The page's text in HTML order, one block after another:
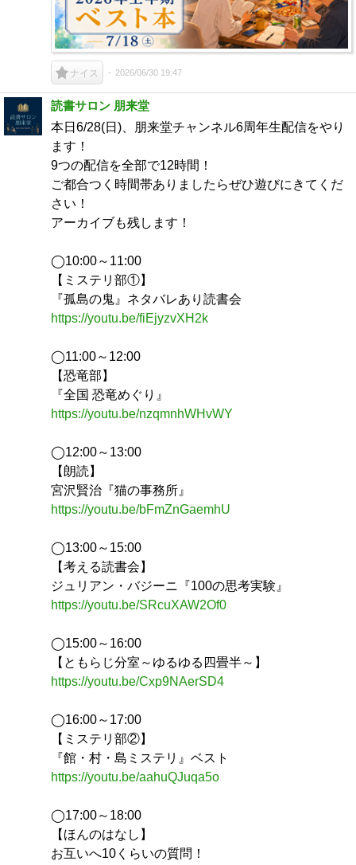
ナイス 2026/06/30 19:47
読書サロン 朋来堂
本日6/28(日)、朋来堂チャンネル6周年生配信をやり
ます！
9つの配信を全部で12時間！
ご都合つく時間帯ありましたらぜひ遊びにきてくだ
さい！
アーカイブも残します！
◯10:00～11:00
【ミステリ部①】
『孤島の鬼』ネタバレあり読書会
https://youtu.be/fiEjyzvXH2k
◯11:00～12:00
【恐竜部】
『全国 恐竜めぐり』
https://youtu.be/nzqmnhWHvWY
◯12:00～13:00
【朗読】
宮沢賢治『猫の事務所』
https://youtu.be/bFmZnGaemhU
◯13:00～15:00
【考える読書会】
ジュリアン・バジーニ『100の思考実験』
https://youtu.be/SRcuXAW2Of0
◯15:00～16:00
【ともらじ分室～ゆるゆる四畳半～】
https://youtu.be/Cxp9NAerSD4
◯16:00～17:00
【ミステリ部②】
『館・村・島ミステリ』ベスト
https://youtu.be/aahuQJuqa5o
◯17:00～18:00
【ほんのはなし】
お互いへ10くらいの質問！